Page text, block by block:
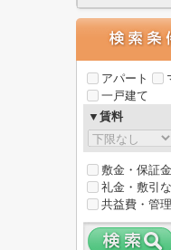
アパート
一戸建て
▼賃料
敷金・保証
礼金・敷引
共益費・管